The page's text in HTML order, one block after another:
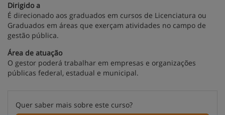
Dirigido a
É direcionado aos graduados em cursos de Licenciatura ou
Graduados em áreas que exerçam atividades no campo de
gestão pública.
Área de atuação
O gestor poderá trabalhar em empresas e organizações
públicas federal, estadual e municipal.
Quer saber mais sobre este curso?